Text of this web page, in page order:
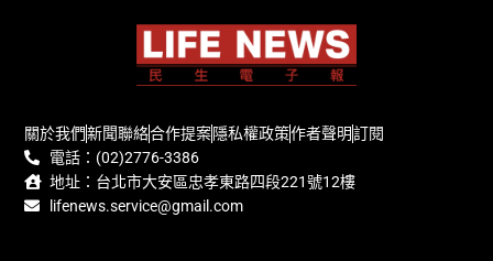
關於我們新聞聯絡合作提案隱私權政策作者聲明訂閱
電話：(02)2776-3386
地址：台北市大安區忠孝東路四段221號12樓
lifenews.service@gmail.com